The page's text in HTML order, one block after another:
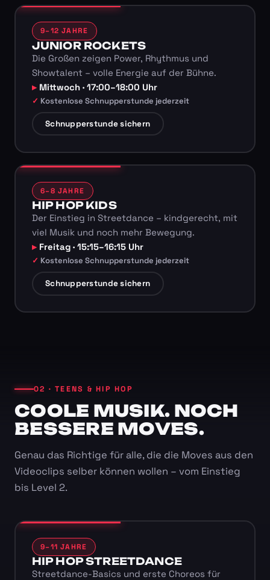
9–12 JAHRE
JUNIOR ROCKETS
Die Großen zeigen Power, Rhythmus und
Showtalent – volle Energie auf der Bühne.
Mittwoch · 17:00–18:00 Uhr
Kostenlose Schnupperstunde jederzeit
Schnupperstunde sichern
6–8 JAHRE
HIP HOP KIDS
Der Einstieg in Streetdance – kindgerecht, mit
viel Musik und noch mehr Bewegung.
Freitag · 15:15–16:15 Uhr
Kostenlose Schnupperstunde jederzeit
Schnupperstunde sichern
02 · TEENS & HIP HOP
COOLE MUSIK. NOCH
BESSERE MOVES.
Genau das Richtige für alle, die die Moves aus den
Videoclips selber können wollen – vom Einstieg
bis Level 2.
9–11 JAHRE
HIP HOP STREETDANCE
Streetdance-Basics und erste Choreos für